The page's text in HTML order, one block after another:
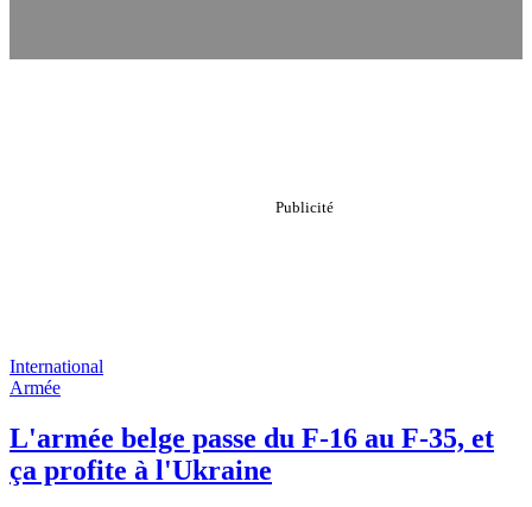
International
Armée
L'armée belge passe du F-16 au F-35, et
ça profite à l'Ukraine